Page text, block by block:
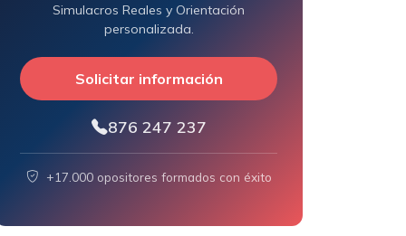
Simulacros Reales y Orientación
personalizada.
Solicitar información
876 247 237
+17.000 opositores formados con éxito